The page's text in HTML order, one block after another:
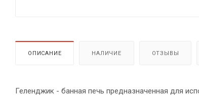
ОПИСАНИЕ НАЛИЧИЕ ОТЗЫВЫ
Геленджик - банная печь предназначенная для